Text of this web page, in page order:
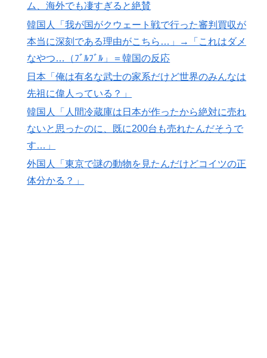
▶ 大地震が起きても手術をやり遂げる日本の医療チーム、
海外でも凄すぎると絶賛
▶ 外国人「アジア杯で優勝するんだ」日本代表、W杯ポッ
ト1入りに現実味!?2030大会で出場枠「64」なら追い風
に！アメリカ人もポット1争いに熱視線！【海外の反
応】
▶ 韓国人「我が国がクウェート戦で行った審判買収が本当
に深刻である理由がこちら…」→「これはダメなやつ…
ム、海外でも凄すぎると絶賛
韓国人「我が国がクウェート戦で行った審判買収が
本当に深刻である理由がこちら…」→「これはダメ
なやつ…（ﾌﾞﾙﾌﾞﾙ」＝韓国の反応
日本「俺は有名な武士の家系だけど世界のみんなは
先祖に偉人っている？」
韓国人「人間冷蔵庫は日本が作ったから絶対に売れ
ないと思ったのに、既に200台も売れたんだそうで
す…」
外国人「東京で謎の動物を見たんだけどコイツの正
体分かる？」